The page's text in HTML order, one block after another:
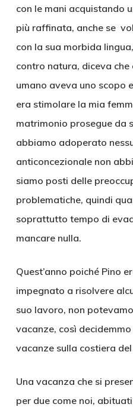
con le mani acquistando
più raffinata, anche se
con la sua morbida
contro natura, diceva
umano aveva uno scopo
era stimolare la mia
matrimonio prosegue da
abbiamo adoperato
anticoncezionale non
siamo posti delle
problematiche, quindi
soprattutto tempo di
mancare nulla.
Quest’anno poiché Pino
impegnato a risolvere
suo lavoro, non
vacanze, così
vacanze sulla costiera
Una vacanza che si
per due come noi,